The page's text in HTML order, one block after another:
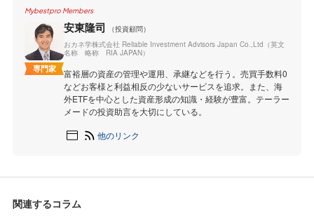
Mybestpro Members
専門家
安東隆司
（投資顧問）
おカネ学株式会社 Reliable Investment Advisors Japan Co.,Ltd（英文
名称 略称 RIA JAPAN）
富裕層の資産の管理や運用、承継などを行う。売買手数料0
などお客様と利益相反の少ないサービスを追求。また、海
外ETFを中心とした資産形成の知識・経験が豊富。テーラー
メードの投資助言を大切にしている。
他のリンク
関連するコラム